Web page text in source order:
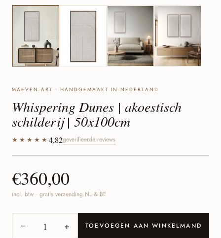
MAEVEN ART · HANDGEMAAKT IN NEDERLAND
Whispering Dunes | akoestisch
schilderij | 50x100cm
★★★★★ 4,82geverifieerde reviews
€360,00
incl. btw · gratis verzending NL & BE
− + TOEVOEGEN AAN WINKELMAND